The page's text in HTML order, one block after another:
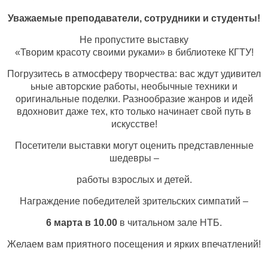
Уважаемые преподаватели, сотрудники и студенты!
Не пропустите выставку
«Творим красоту своими руками» в библиотеке КГТУ!
Погрузитесь в атмосферу творчества: вас ждут удивител
ьные авторские работы, необычные техники и
оригинальные поделки. Разнообразие жанров и идей
вдохновит даже тех, кто только начинает свой путь в
искусстве!
Посетители выставки могут оценить представленные
шедевры –
работы взрослых и детей.
Награждение победителей зрительских симпатий –
6 марта в 10.00 в читальном зале НТБ.
Желаем вам приятного посещения и ярких впечатлений!